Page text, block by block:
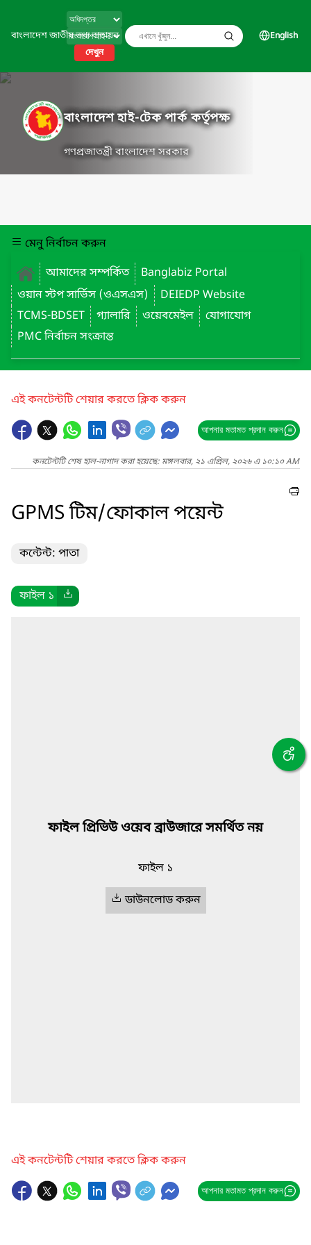
বাংলাদেশ জাতীয় তথ্য বাতায়ন
দেখুন
English
বাংলাদেশ হাই-টেক পার্ক কর্তৃপক্ষ
গণপ্রজাতন্ত্রী বাংলাদেশ সরকার
মেনু নির্বাচন করুন
আমাদের সম্পর্কিত
Banglabiz Portal
ওয়ান স্টপ সার্ভিস (ওএসএস)
DEIEDP Website
TCMS-BDSET
গ্যালারি ওয়েবমেইল
যোগাযোগ
PMC নির্বাচন সংক্রান্ত
এই কনটেন্টটি শেয়ার করতে ক্লিক করুন
আপনার মতামত প্রদান করুন
কনটেন্টটি শেষ হাল-নাগাদ করা হয়েছে: মঙ্গলবার, ২১ এপ্রিল, ২০২৬ এ ১০:১০ AM
GPMS টিম/ফোকাল পয়েন্ট
কন্টেন্ট: পাতা
ফাইল ১
ফাইল প্রিভিউ ওয়েব ব্রাউজারে সমর্থিত নয়
ফাইল ১
ডাউনলোড করুন
এই কনটেন্টটি শেয়ার করতে ক্লিক করুন
আপনার মতামত প্রদান করুন